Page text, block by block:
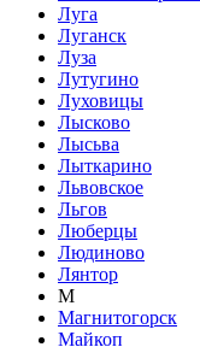
Луга
Луганск
Луза
Лутугино
Луховицы
Лысково
Лысьва
Лыткарино
Львовское
Льгов
Люберцы
Людиново
Лянтор
М
Магнитогорск
Майкоп